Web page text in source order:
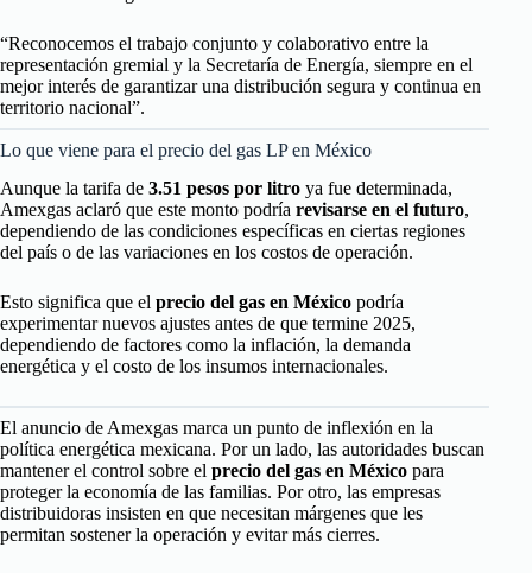
“Reconocemos el trabajo conjunto y colaborativo entre la
representación gremial y la Secretaría de Energía, siempre en el
mejor interés de garantizar una distribución segura y continua en
territorio nacional”.
Lo que viene para el precio del gas LP en México
Aunque la tarifa de 3.51 pesos por litro ya fue determinada,
Amexgas aclaró que este monto podría revisarse en el futuro,
dependiendo de las condiciones específicas en ciertas regiones
del país o de las variaciones en los costos de operación.
Esto significa que el precio del gas en México podría
experimentar nuevos ajustes antes de que termine 2025,
dependiendo de factores como la inflación, la demanda
energética y el costo de los insumos internacionales.
El anuncio de Amexgas marca un punto de inflexión en la
política energética mexicana. Por un lado, las autoridades buscan
mantener el control sobre el precio del gas en México para
proteger la economía de las familias. Por otro, las empresas
distribuidoras insisten en que necesitan márgenes que les
permitan sostener la operación y evitar más cierres.